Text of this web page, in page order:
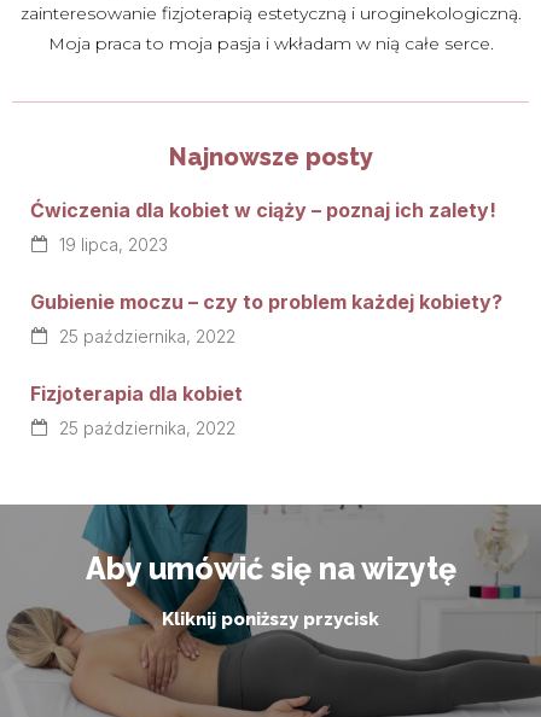
zainteresowanie fizjoterapią estetyczną i uroginekologiczną.
Moja praca to moja pasja i wkładam w nią całe serce.
Najnowsze posty
Ćwiczenia dla kobiet w ciąży – poznaj ich zalety!
19 lipca, 2023
Gubienie moczu – czy to problem każdej kobiety?
25 października, 2022
Fizjoterapia dla kobiet
25 października, 2022
Aby umówić się na wizytę
Kliknij poniższy przycisk